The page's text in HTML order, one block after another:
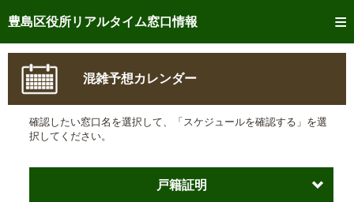
豊島区役所リアルタイム窓口情報
トップページへ
ご利用方法
事前予約
予約状況確認
交付状況確認
混雑予想カレンダー
確認したい窓口名を選択して、「スケジュールを確認する」を選
択してください。
戸籍証明